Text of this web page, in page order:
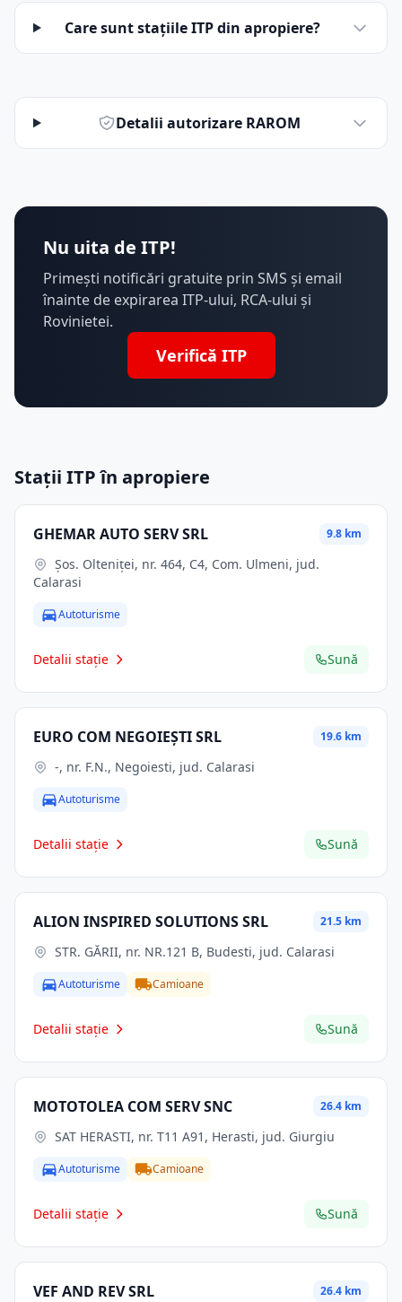
Care sunt stațiile ITP din apropiere?
Detalii autorizare RAROM
Nu uita de ITP!
Primești notificări gratuite prin SMS și email
înainte de expirarea ITP-ului, RCA-ului și
Rovinietei.
Verifică ITP
Stații ITP în apropiere
GHEMAR AUTO SERV SRL 9.8 km
Calarasi
Autoturisme
Detalii stație Sună
EURO COM NEGOIEŞTI SRL 19.6 km
-, nr. F.N., Negoiesti, jud. Calarasi
Autoturisme
Detalii stație Sună
ALION INSPIRED SOLUTIONS SRL 21.5 km
STR. GĂRII, nr. NR.121 B, Budesti, jud. Calarasi
Autoturisme Camioane
Detalii stație Sună
MOTOTOLEA COM SERV SNC 26.4 km
SAT HERASTI, nr. T11 A91, Herasti, jud. Giurgiu
Autoturisme Camioane
Detalii stație Sună
VEF AND REV SRL 26.4 km